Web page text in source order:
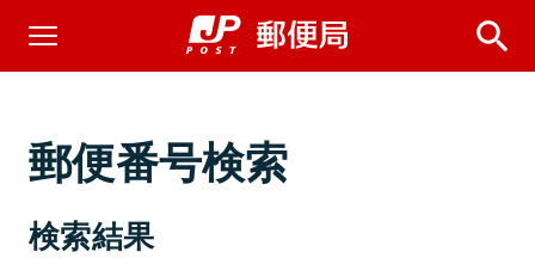
郵便番号検索
検索結果